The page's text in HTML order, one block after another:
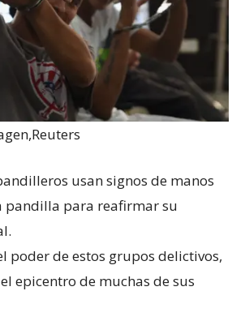
Reuters
usan signos de manos
pandilla para reafirmar su
poder de estos grupos delictivos,
epicentro de muchas de sus